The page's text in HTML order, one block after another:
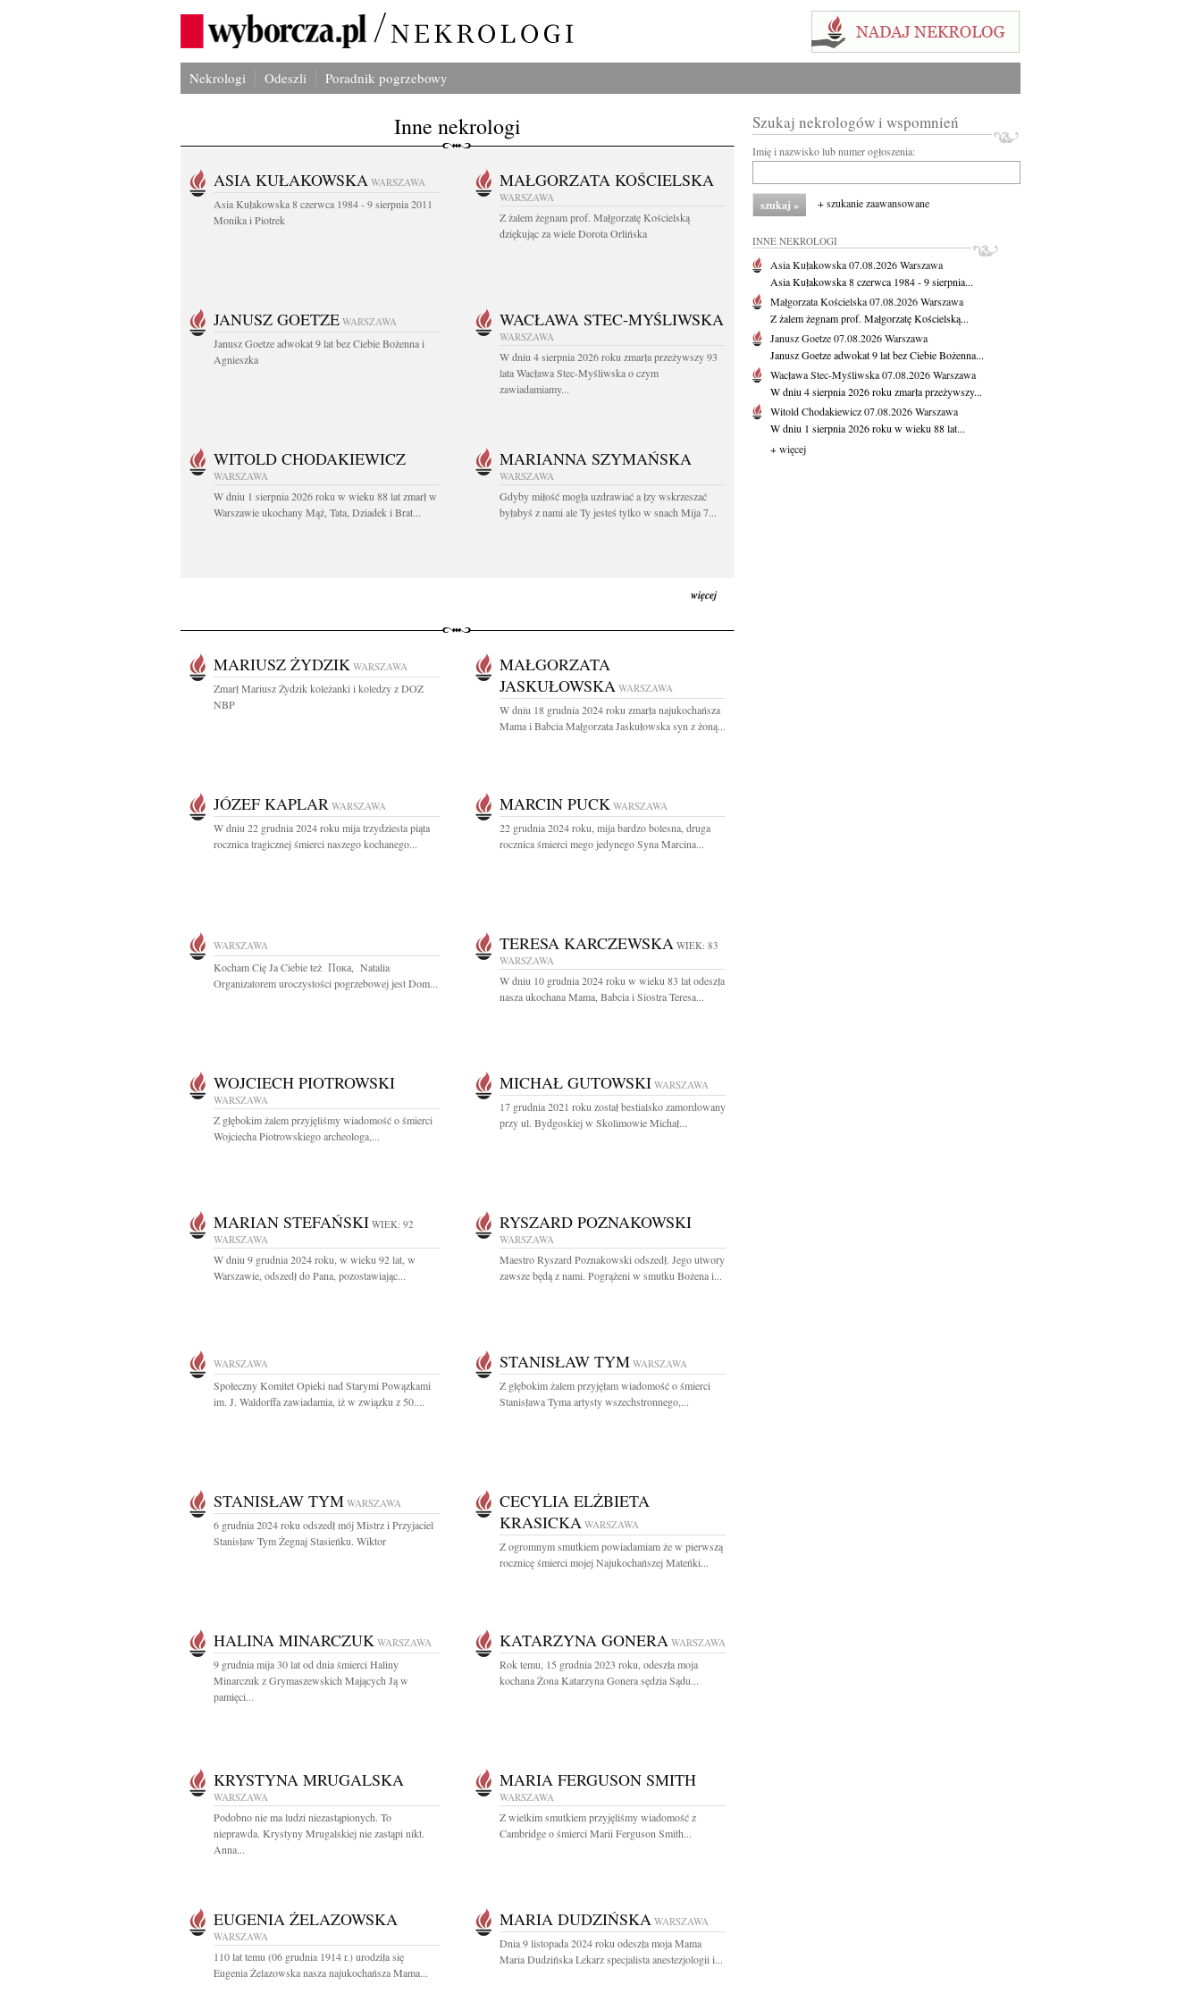
Nekrologi Odeszli Poradnik pogrzebowy
Inne nekrologi
ASIA KUŁAKOWSKA WARSZAWA
Asia Kułakowska 8 czerwca 1984 - 9 sierpnia 2011
Monika i Piotrek
MAŁGORZATA KOŚCIELSKA
WARSZAWA
Z żalem żegnam prof. Małgorzatę Kościelską
dziękując za wiele Dorota Orlińska
JANUSZ GOETZE WARSZAWA
Janusz Goetze adwokat 9 lat bez Ciebie Bożenna i
Agnieszka
WACŁAWA STEC-MYŚLIWSKA
WARSZAWA
W dniu 4 sierpnia 2026 roku zmarła przeżywszy 93
lata Wacława Stec-Myśliwska o czym
zawiadamiamy...
WITOLD CHODAKIEWICZ
WARSZAWA
W dniu 1 sierpnia 2026 roku w wieku 88 lat zmarł w
Warszawie ukochany Mąż, Tata, Dziadek i Brat...
MARIANNA SZYMAŃSKA
WARSZAWA
Gdyby miłość mogła uzdrawiać a łzy wskrzeszać
byłabyś z nami ale Ty jesteś tylko w snach Mija 7...
więcej
MARIUSZ ŻYDZIK WARSZAWA
Zmarł Mariusz Żydzik koleżanki i koledzy z DOZ
NBP
MAŁGORZATA
JASKUŁOWSKA WARSZAWA
W dniu 18 grudnia 2024 roku zmarła najukochańsza
Mama i Babcia Małgorzata Jaskułowska syn z żoną...
JÓZEF KAPLAR WARSZAWA
W dniu 22 grudnia 2024 roku mija trzydziesta piąta
rocznica tragicznej śmierci naszego kochanego...
MARCIN PUCK WARSZAWA
22 grudnia 2024 roku, mija bardzo bolesna, druga
rocznica śmierci mego jedynego Syna Marcina...
WARSZAWA
Kocham Cię Ja Ciebie też Пока, Natalia
Organizatorem uroczystości pogrzebowej jest Dom...
TERESA KARCZEWSKA WIEK: 83
WARSZAWA
W dniu 10 grudnia 2024 roku w wieku 83 lat odeszła
nasza ukochana Mama, Babcia i Siostra Teresa...
WOJCIECH PIOTROWSKI
WARSZAWA
Z głębokim żalem przyjęliśmy wiadomość o śmierci
Wojciecha Piotrowskiego archeologa,...
MICHAŁ GUTOWSKI WARSZAWA
17 grudnia 2021 roku został bestialsko zamordowany
przy ul. Bydgoskiej w Skolimowie Michał...
MARIAN STEFAŃSKI WIEK: 92
WARSZAWA
W dniu 9 grudnia 2024 roku, w wieku 92 lat, w
Warszawie, odszedł do Pana, pozostawiając...
RYSZARD POZNAKOWSKI
WARSZAWA
Maestro Ryszard Poznakowski odszedł. Jego utwory
zawsze będą z nami. Pogrążeni w smutku Bożena i...
WARSZAWA
Społeczny Komitet Opieki nad Starymi Powązkami
im. J. Waldorffa zawiadamia, iż w związku z 50....
STANISŁAW TYM WARSZAWA
Z głębokim żalem przyjęłam wiadomość o śmierci
Stanisława Tyma artysty wszechstronnego,...
STANISŁAW TYM WARSZAWA
6 grudnia 2024 roku odszedł mój Mistrz i Przyjaciel
Stanisław Tym Żegnaj Stasieńku. Wiktor
CECYLIA ELŻBIETA
KRASICKA WARSZAWA
Z ogromnym smutkiem powiadamiam że w pierwszą
rocznicę śmierci mojej Najukochańszej Mateńki...
HALINA MINARCZUK WARSZAWA
9 grudnia mija 30 lat od dnia śmierci Haliny
Minarczuk z Grymaszewskich Mających Ją w
pamięci...
KATARZYNA GONERA WARSZAWA
Rok temu, 15 grudnia 2023 roku, odeszła moja
kochana Żona Katarzyna Gonera sędzia Sądu...
KRYSTYNA MRUGALSKA
WARSZAWA
Podobno nie ma ludzi niezastąpionych. To
nieprawda. Krystyny Mrugalskiej nie zastąpi nikt.
Anna...
MARIA FERGUSON SMITH
WARSZAWA
Z wielkim smutkiem przyjęliśmy wiadomość z
Cambridge o śmierci Marii Ferguson Smith...
EUGENIA ŻELAZOWSKA
WARSZAWA
110 lat temu (06 grudnia 1914 r.) urodziła się
Eugenia Żelazowska nasza najukochańsza Mama...
MARIA DUDZIŃSKA WARSZAWA
Dnia 9 listopada 2024 roku odeszła moja Mama
Maria Dudzińska Lekarz specjalista anestezjologii i...
Szukaj nekrologów i wspomnień
Imię i nazwisko lub numer ogłoszenia:
+ szukanie zaawansowane
INNE NEKROLOGI
Asia Kułakowska07.08.2026Warszawa
Asia Kułakowska 8 czerwca 1984 - 9 sierpnia...
Małgorzata Kościelska07.08.2026Warszawa
Z żalem żegnam prof. Małgorzatę Kościelską...
Janusz Goetze07.08.2026Warszawa
Janusz Goetze adwokat 9 lat bez Ciebie Bożenna...
Wacława Stec-Myśliwska07.08.2026Warszawa
W dniu 4 sierpnia 2026 roku zmarła przeżywszy...
Witold Chodakiewicz07.08.2026Warszawa
W dniu 1 sierpnia 2026 roku w wieku 88 lat...
+ więcej